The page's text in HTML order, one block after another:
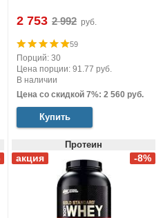
2 753 руб.
59
Порций: 30
Цена порции: 91.77 руб.
В наличии
Цена со скидкой 7%: 2 560 руб.
Купить
Протеин